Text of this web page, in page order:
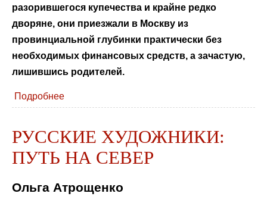
разорившегося купечества и крайне редко
дворяне, они приезжали в Москву из
провинциальной глубинки практически без
необходимых финансовых средств, а зачастую,
лишившись родителей.
Подробнее
РУССКИЕ ХУДОЖНИКИ:
ПУТЬ НА СЕВЕР
Ольга Атрощенко